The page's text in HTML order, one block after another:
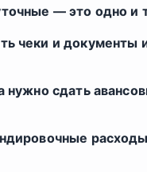
— это одно и
чеки и документы
нужно сдать